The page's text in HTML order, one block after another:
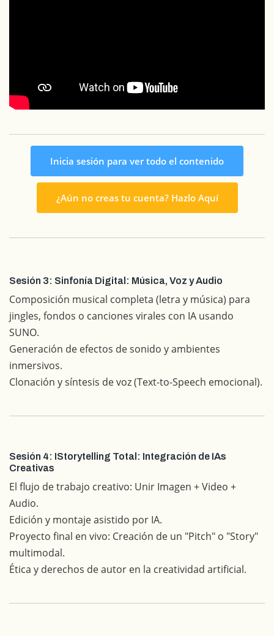
Inicia sesión para ver todo el contenido
¿Aún no creas tu cuenta? Hazlo Aquí
Sesión 3: Sinfonía Digital: Música, Voz y Audio
Composición musical completa (letra y música) para
jingles, fondos o canciones virales con IA usando
SUNO.
Generación de efectos de sonido y ambientes
inmersivos.
Clonación y síntesis de voz (Text-to-Speech emocional).
Sesión 4: IStorytelling Total: Integración de IAs
Creativas
El flujo de trabajo creativo: Unir Imagen + Video +
Audio.
Edición y montaje asistido por IA.
Proyecto final en vivo: Creación de un "Pitch" o "Story"
multimodal.
Ética y derechos de autor en la creatividad artificial.